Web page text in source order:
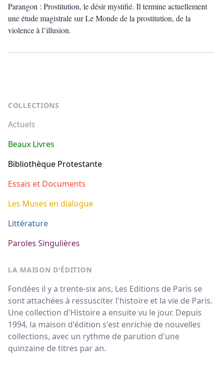
Parangon : Prostitution, le désir mystifié. Il termine actuellement
une étude magistrale sur Le Monde de la prostitution, de la
violence à l’illusion.
COLLECTIONS
Actuels
Beaux Livres
Bibliothèque Protestante
Essais et Documents
Les Muses en dialogue
Littérature
Paroles Singulières
LA MAISON D'ÉDITION
Fondées il y a trente-six ans, Les Editions de Paris se
sont attachées à ressusciter l'histoire et la vie de Paris.
Une collection d'Histoire a ensuite vu le jour. Depuis
1994, la maison d'édition s'est enrichie de nouvelles
collections, avec un rythme de parution d'une
quinzaine de titres par an.